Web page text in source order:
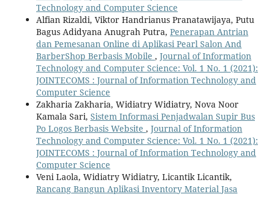
Technology and Computer Science
Alfian Rizaldi, Viktor Handrianus Pranatawijaya, Putu
Bagus Adidyana Anugrah Putra, Penerapan Antrian
dan Pemesanan Online di Aplikasi Pearl Salon And
BarberShop Berbasis Mobile , Journal of Information
Technology and Computer Science: Vol. 1 No. 1 (2021):
JOINTECOMS : Journal of Information Technology and
Computer Science
Zakharia Zakharia, Widiatry Widiatry, Nova Noor
Kamala Sari, Sistem Informasi Penjadwalan Supir Bus
Po Logos Berbasis Website , Journal of Information
Technology and Computer Science: Vol. 1 No. 1 (2021):
JOINTECOMS : Journal of Information Technology and
Computer Science
Veni Laola, Widiatry Widiatry, Licantik Licantik,
Rancang Bangun Aplikasi Inventory Material Jasa